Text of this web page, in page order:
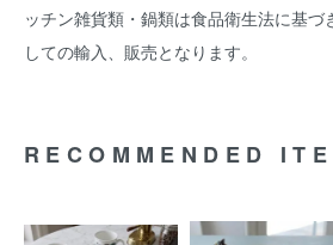
ッチン雑貨類・鍋類は食品衛生法に基づ
しての輸入、販売となります。
RECOMMENDED